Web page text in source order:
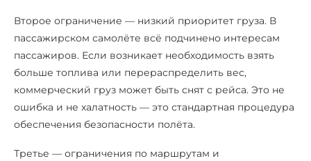
Второе ограничение — низкий приоритет груза. В
пассажирском самолёте всё подчинено интересам
пассажиров. Если возникает необходимость взять
больше топлива или перераспределить вес,
коммерческий груз может быть снят с рейса. Это не
ошибка и не халатность — это стандартная процедура
обеспечения безопасности полёта.
Третье — ограничения по маршрутам и